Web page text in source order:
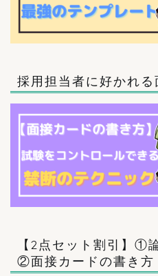
採用担当者に好かれ
【2点セット割引】①
②面接カードの書き方